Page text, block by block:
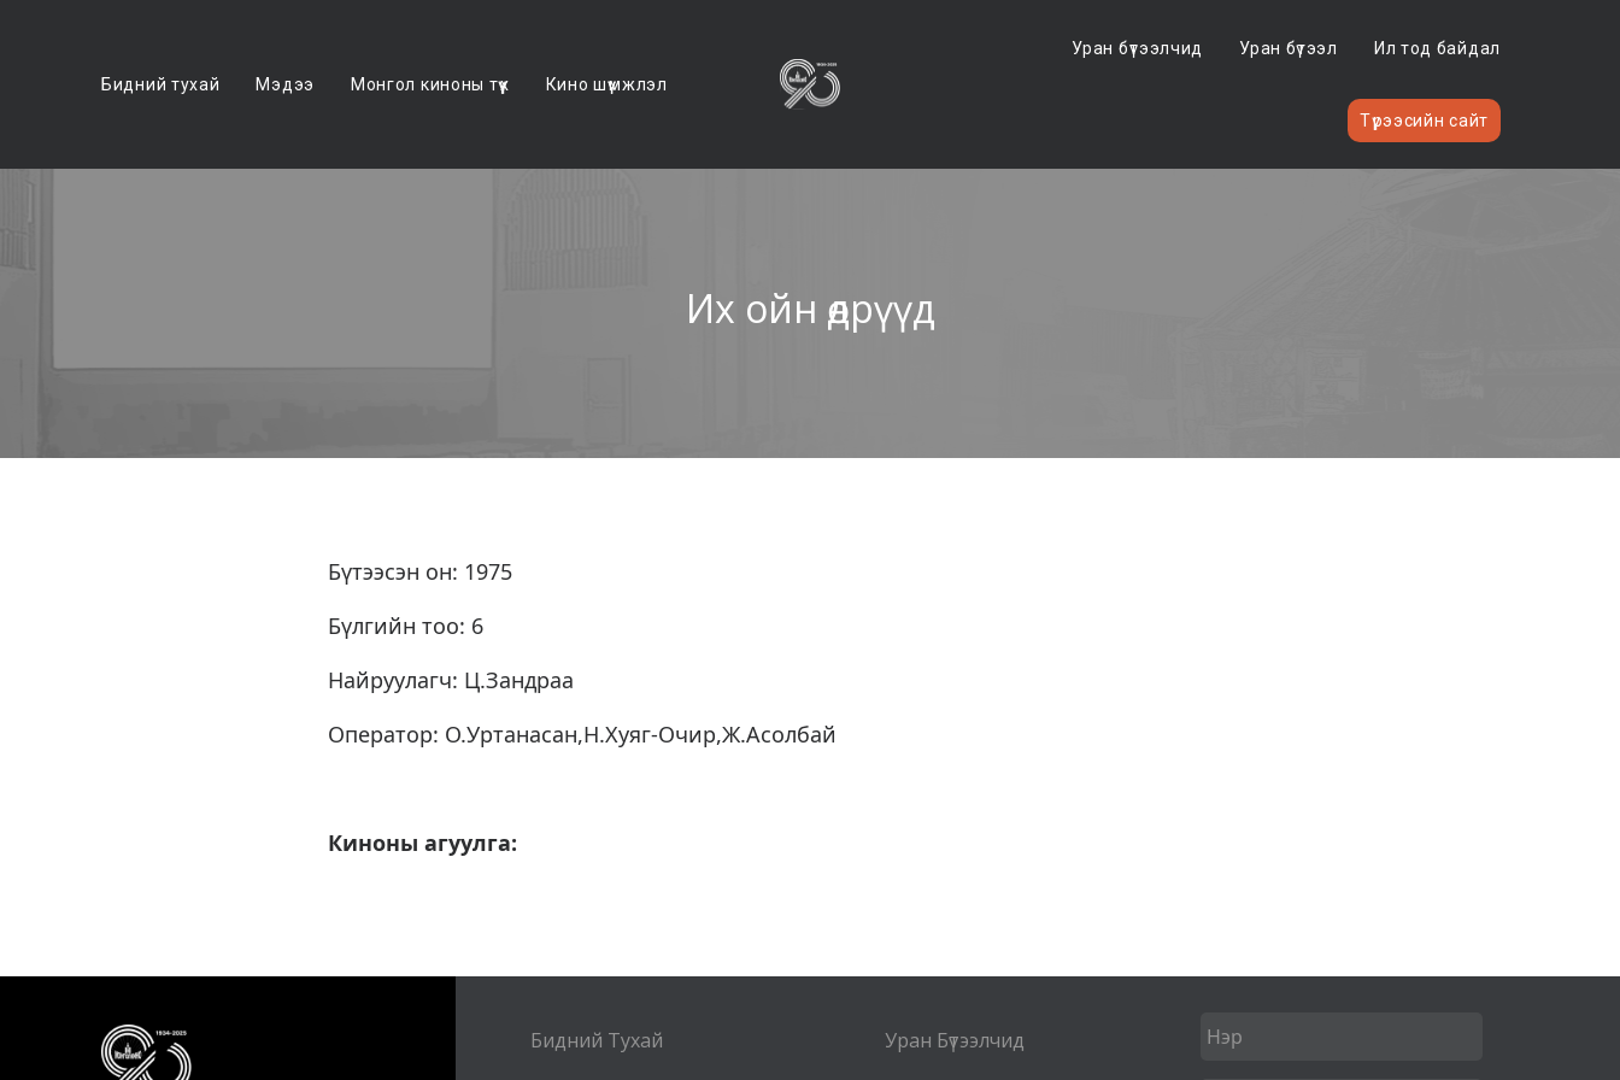
Бидний тухай Мэдээ Монгол киноны түүх Кино шүүмжлэл
Уран бүтээлчид Уран бүтээл Ил тод байдал
Түрээсийн сайт
Их ойн өдрүүд
Бүтээсэн он: 1975
Бүлгийн тоо: 6
Найруулагч: Ц.Зандраа
Оператор: О.Уртанасан,Н.Хуяг-Очир,Ж.Асолбай
Киноны агуулга:
Бидний Тухай Уран Бүтээлчид